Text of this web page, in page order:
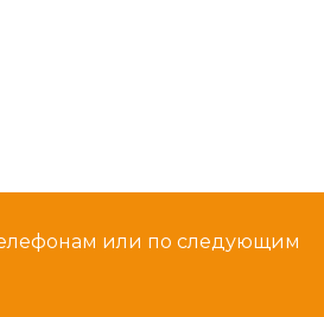
или по следующим